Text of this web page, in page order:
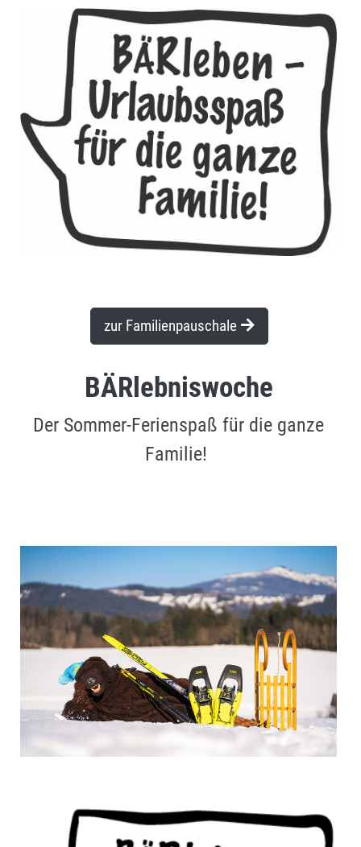
zur Familienpauschale
BÄRlebniswoche
Der Sommer-Ferienspaß für die ganze
Familie!